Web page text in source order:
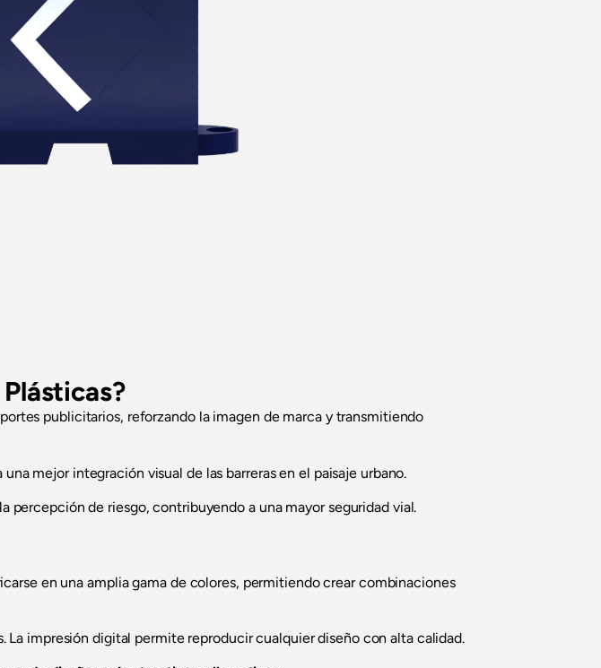
publicitarios, reforzando la imagen de marca y transmitiendo
mejor integración visual de las barreras en el paisaje urbano.
percepción de riesgo, contribuyendo a una mayor seguridad vial.
en una amplia gama de colores, permitiendo crear combinaciones
La impresión digital permite reproducir cualquier diseño con alta calidad.